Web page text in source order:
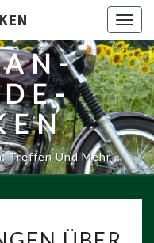
Treffen Und Mehr …